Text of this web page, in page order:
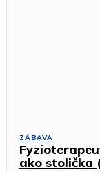
ZÁBAVA
ako stolička